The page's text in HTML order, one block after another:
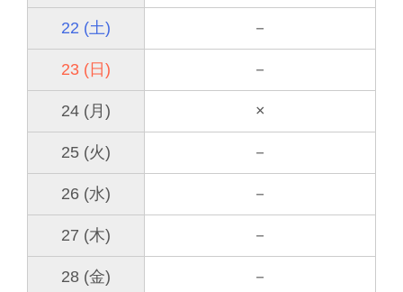
22 (土) －
23 (日) －
24 (月) ×
25 (火) －
26 (水) －
27 (木) －
28 (金) －